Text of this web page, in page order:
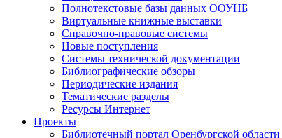
Полнотекстовые базы данных ООУНБ
Виртуальные книжные выставки
Справочно-правовые системы
Новые поступления
Cистемы технической документации
Библиографические обзоры
Периодические издания
Тематические разделы
Ресурсы Интернет
Проекты
Библиотечный портал Оренбургской области